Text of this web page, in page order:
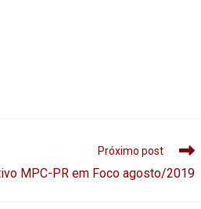
Próximo post
MPC-PR em Foco agosto/2019